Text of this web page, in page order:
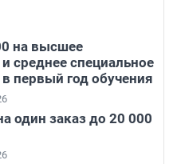
на высшее
среднее специальное
первый год обучения
один заказ до 20 000